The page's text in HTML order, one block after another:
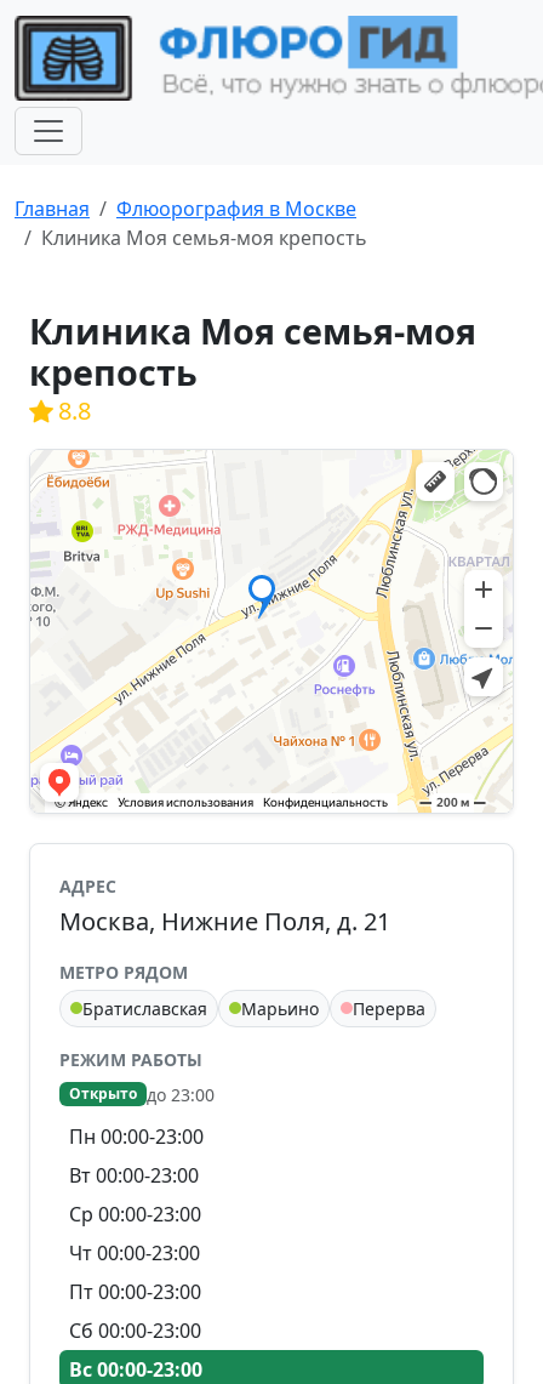
Главная
Флюорография в Москве
Клиника Моя семья-моя крепость
Клиника Моя семья-моя
крепость
8.8
АДРЕС
Москва, Нижние Поля, д. 21
МЕТРО РЯДОМ
Братиславская
Марьино Перерва
РЕЖИМ РАБОТЫ
Открыто до 23:00
Пн 00:00-23:00
Вт 00:00-23:00
Ср 00:00-23:00
Чт 00:00-23:00
Пт 00:00-23:00
Сб 00:00-23:00
Вс 00:00-23:00